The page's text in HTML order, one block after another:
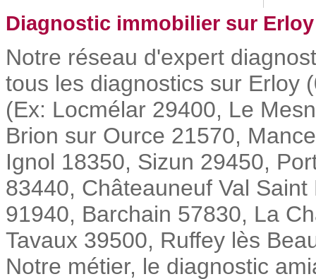
Diagnostic immobilier sur Erloy
Notre réseau d'expert
tous les diagnostics sur Erloy
(Ex: Locmélar 29400, Le
Brion sur Ource 21570,
Ignol 18350, Sizun 29450,
83440, Châteauneuf Val
91940, Barchain 57830, La
Tavaux 39500, Ruffey lès
Notre métier, le diagnostic